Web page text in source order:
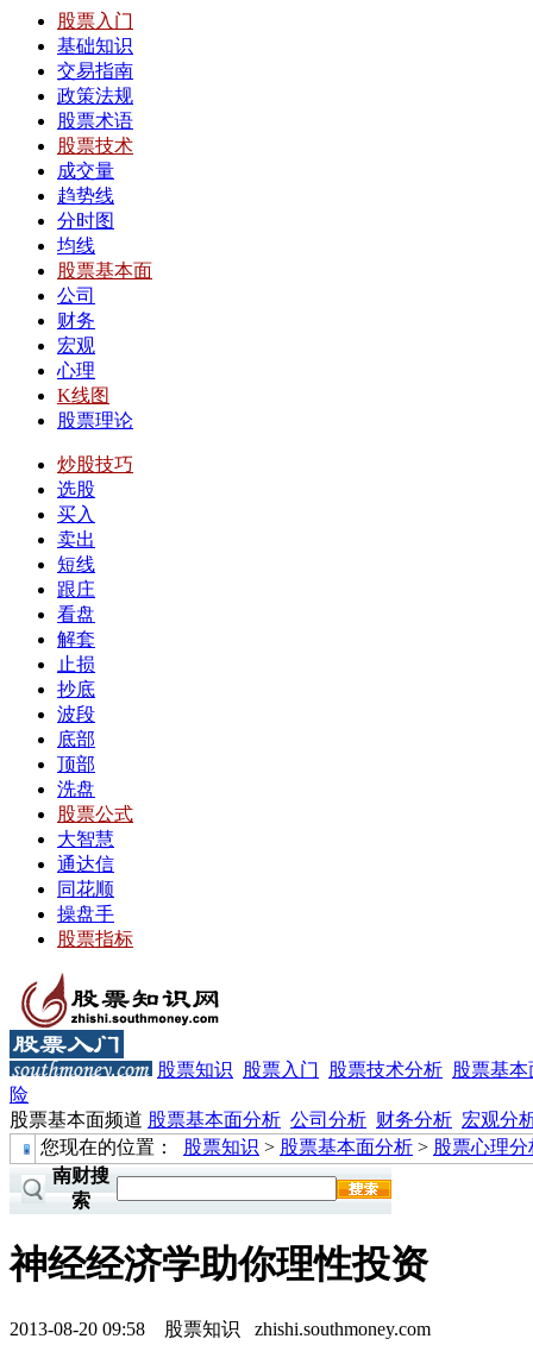
股票入门
基础知识
交易指南
政策法规
股票术语
股票技术
成交量
趋势线
分时图
均线
股票基本面
公司
财务
宏观
心理
K线图
股票理论
炒股技巧
选股
买入
卖出
短线
跟庄
看盘
解套
止损
抄底
波段
底部
顶部
洗盘
股票公式
大智慧
通达信
同花顺
操盘手
股票指标
股票知识 股票入门 股票技术分析 股票基
险
股票基本面频道 股票基本面分析 公司分析 财务分析 宏观分
您现在的位置：
股票知识 > 股票基本面分析 > 股票心理分
南财搜
索
神经经济学助你理性投资
2013-08-20 09:58 股票知识 zhishi.southmoney.com